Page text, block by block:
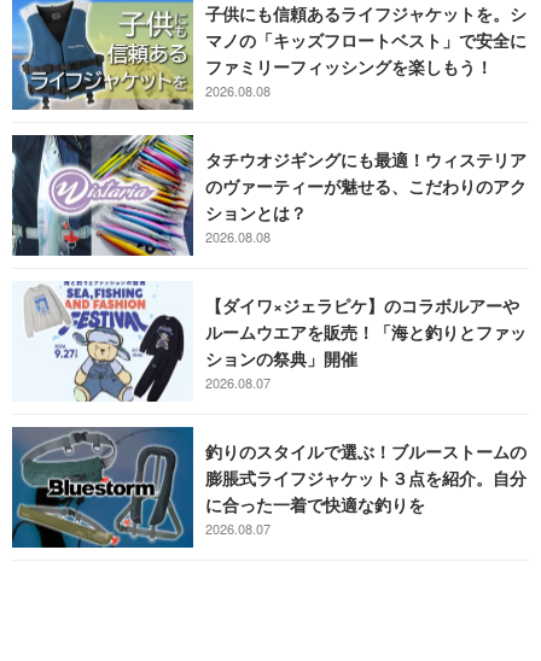
子供にも信頼あるライフジャケットを。シ
マノの「キッズフロートベスト」で安全に
ファミリーフィッシングを楽しもう！
2026.08.08
タチウオジギングにも最適！ウィステリア
のヴァーティーが魅せる、こだわりのアク
ションとは？
2026.08.08
【ダイワ×ジェラピケ】のコラボルアーや
ルームウエアを販売！「海と釣りとファッ
ションの祭典」開催
2026.08.07
釣りのスタイルで選ぶ！ブルーストームの
膨脹式ライフジャケット３点を紹介。自分
に合った一着で快適な釣りを
2026.08.07